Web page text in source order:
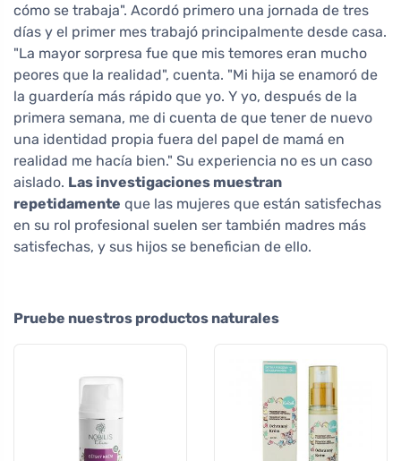
cómo se trabaja". Acordó primero una jornada de tres
días y el primer mes trabajó principalmente desde casa.
"La mayor sorpresa fue que mis temores eran mucho
peores que la realidad", cuenta. "Mi hija se enamoró de
la guardería más rápido que yo. Y yo, después de la
primera semana, me di cuenta de que tener de nuevo
una identidad propia fuera del papel de mamá en
realidad me hacía bien." Su experiencia no es un caso
aislado. Las investigaciones muestran
repetidamente que las mujeres que están satisfechas
en su rol profesional suelen ser también madres más
satisfechas, y sus hijos se benefician de ello.
Pruebe nuestros productos naturales